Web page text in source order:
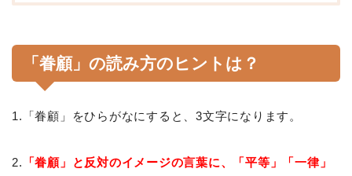
「眷顧」の読み方のヒントは？
1.「眷顧」をひらがなにすると、3文字になります。
2. 「眷顧」と反対のイメージの言葉に、「平等」「一律」